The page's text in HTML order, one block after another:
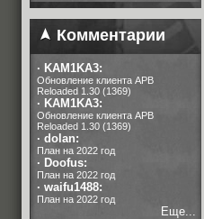
Комментарии
· KAM1KA3:
Обновление клиента APB
Reloaded 1.30 (1369)
· KAM1KA3:
Обновление клиента APB
Reloaded 1.30 (1369)
· dolan:
План на 2022 год
· Doofus:
План на 2022 год
· waifu1488:
План на 2022 год
Еще...